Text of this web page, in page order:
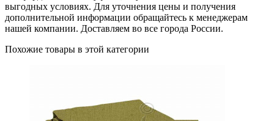
выгодных условиях. Для уточнения цены и получения
дополнительной информации обращайтесь к менеджерам
нашей компании. Доставляем во все города России.
Похожие товары в этой категории